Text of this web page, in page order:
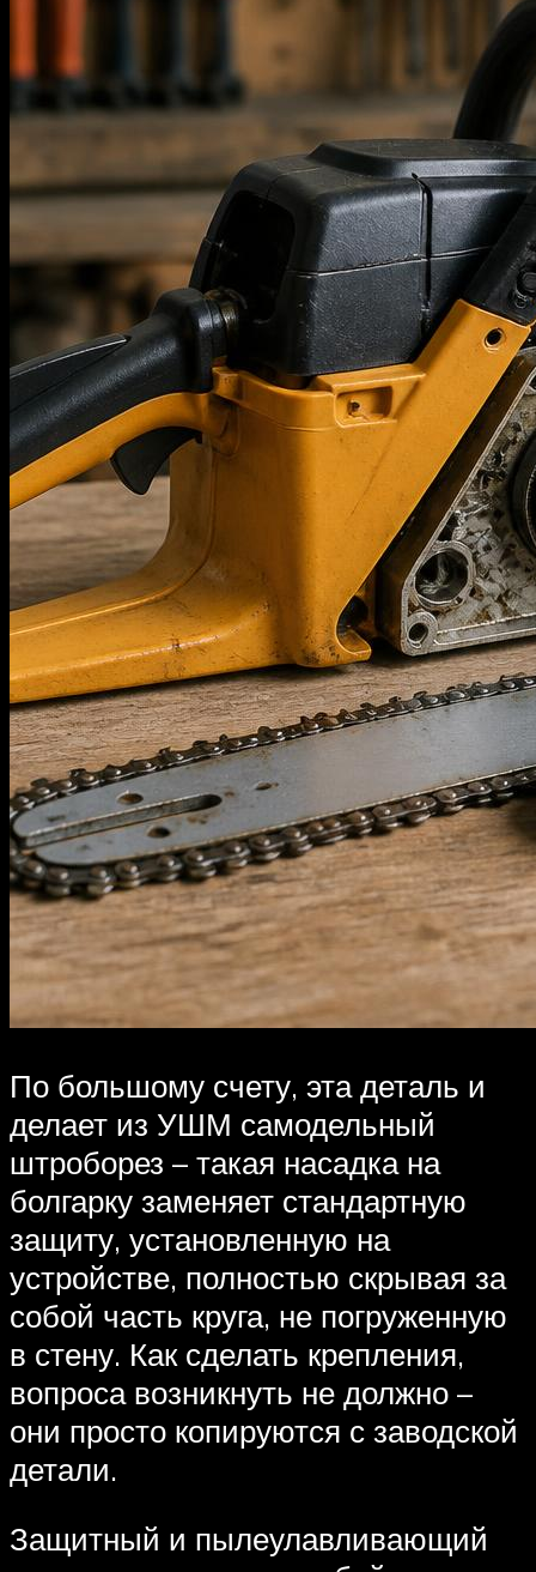
По большому счету, эта деталь и
делает из УШМ самодельный
штроборез – такая насадка на
болгарку заменяет стандартную
защиту, установленную на
устройстве, полностью скрывая за
собой часть круга, не погруженную
в стену. Как сделать крепления,
вопроса возникнуть не должно –
они просто копируются с заводской
детали.
Защитный и пылеулавливающий